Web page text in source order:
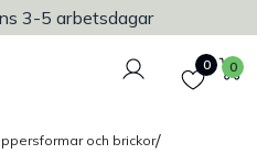
3-5 arbetsdagar
Logga in
Favoriter
0 0
och brickor/